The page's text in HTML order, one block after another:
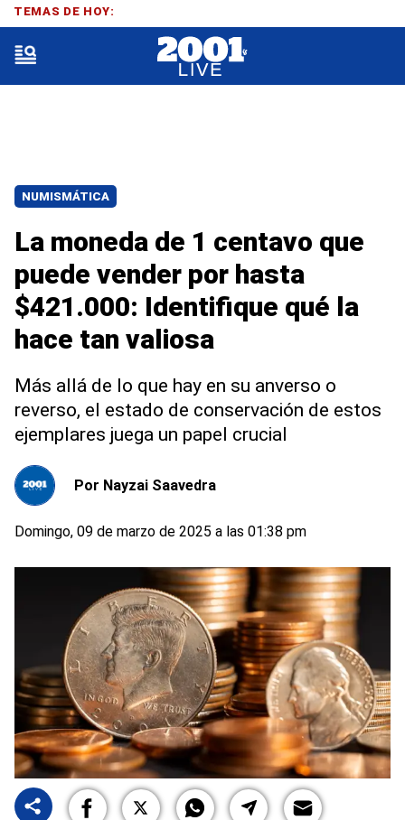
NUMISMÁTICA
La moneda de 1 centavo que
puede vender por hasta
$421.000: Identifique qué la
hace tan valiosa
Más allá de lo que hay en su anverso o
reverso, el estado de conservación de estos
ejemplares juega un papel crucial
Por Nayzai Saavedra
Domingo, 09 de marzo de 2025 a las 01:38 pm
TEMAS DE HOY: